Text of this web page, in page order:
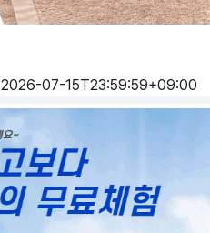
2026-07-15T23:59:59+09:00